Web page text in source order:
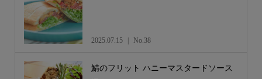
2025.07.15 No.38
鯖のフリット ハニーマスタードソース